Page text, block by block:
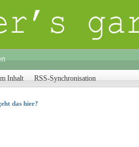
Inhalt RSS-Synchronisation
das hier?